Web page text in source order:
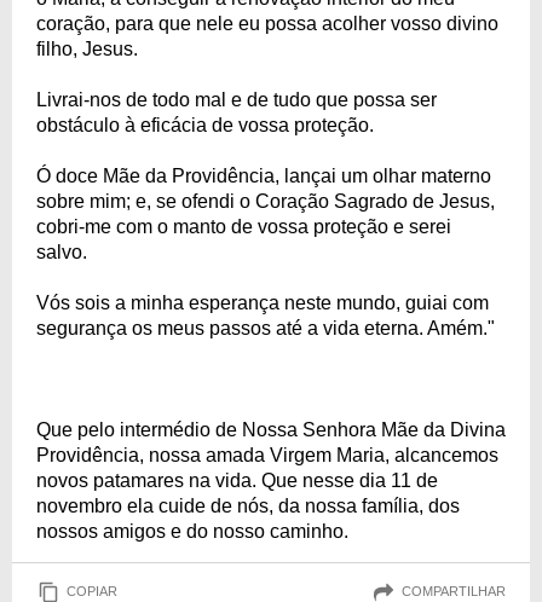
coração, para que nele eu possa acolher vosso divino
filho, Jesus.
Livrai-nos de todo mal e de tudo que possa ser
obstáculo à eficácia de vossa proteção.
Ó doce Mãe da Providência, lançai um olhar materno
sobre mim; e, se ofendi o Coração Sagrado de Jesus,
cobri-me com o manto de vossa proteção e serei
salvo.
Vós sois a minha esperança neste mundo, guiai com
segurança os meus passos até a vida eterna. Amém."
Que pelo intermédio de Nossa Senhora Mãe da Divina
Providência, nossa amada Virgem Maria, alcancemos
novos patamares na vida. Que nesse dia 11 de
novembro ela cuide de nós, da nossa família, dos
nossos amigos e do nosso caminho.
COPIAR COMPARTILHAR